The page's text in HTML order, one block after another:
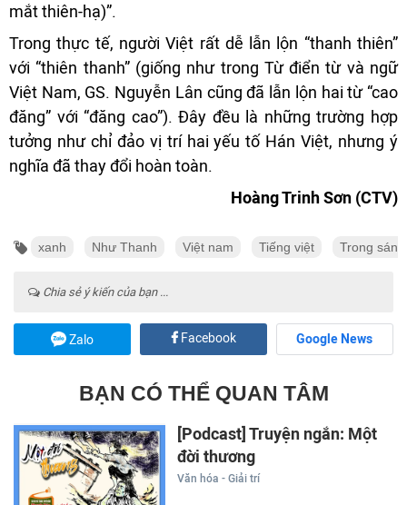
mắt thiên-hạ)”.
Trong thực tế, người Việt rất dễ lẫn lộn “thanh thiên”
với “thiên thanh” (giống như trong Từ điển từ và ngữ
Việt Nam, GS. Nguyễn Lân cũng đã lẫn lộn hai từ “cao
đăng” với “đăng cao”). Đây đều là những trường hợp
tưởng như chỉ đảo vị trí hai yếu tố Hán Việt, nhưng ý
nghĩa đã thay đổi hoàn toàn.
Hoàng Trinh Sơn (CTV)
xanh Như Thanh Việt nam Tiếng việt Trong sáng
Chia sẻ ý kiến của bạn ...
Zalo Facebook Google News
BẠN CÓ THỂ QUAN TÂM
[Podcast] Truyện ngắn: Một
đời thương
Văn hóa - Giải trí